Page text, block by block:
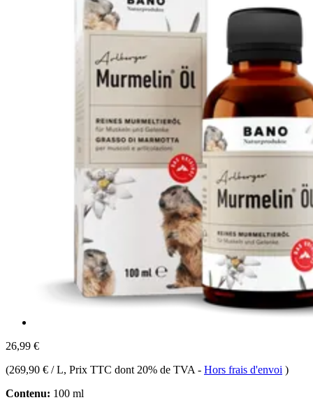
26,99 €
(269,90 € / L, Prix TTC dont 20% de TVA - Hors frais d'envoi )
Contenu: 100 ml